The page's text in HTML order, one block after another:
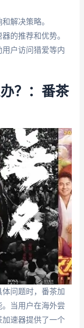
解决策略。
的推荐和优势。
户访问猎爱等内
？：番茶
问题时，番茶加
当用户在海外尝
速器提供了一个